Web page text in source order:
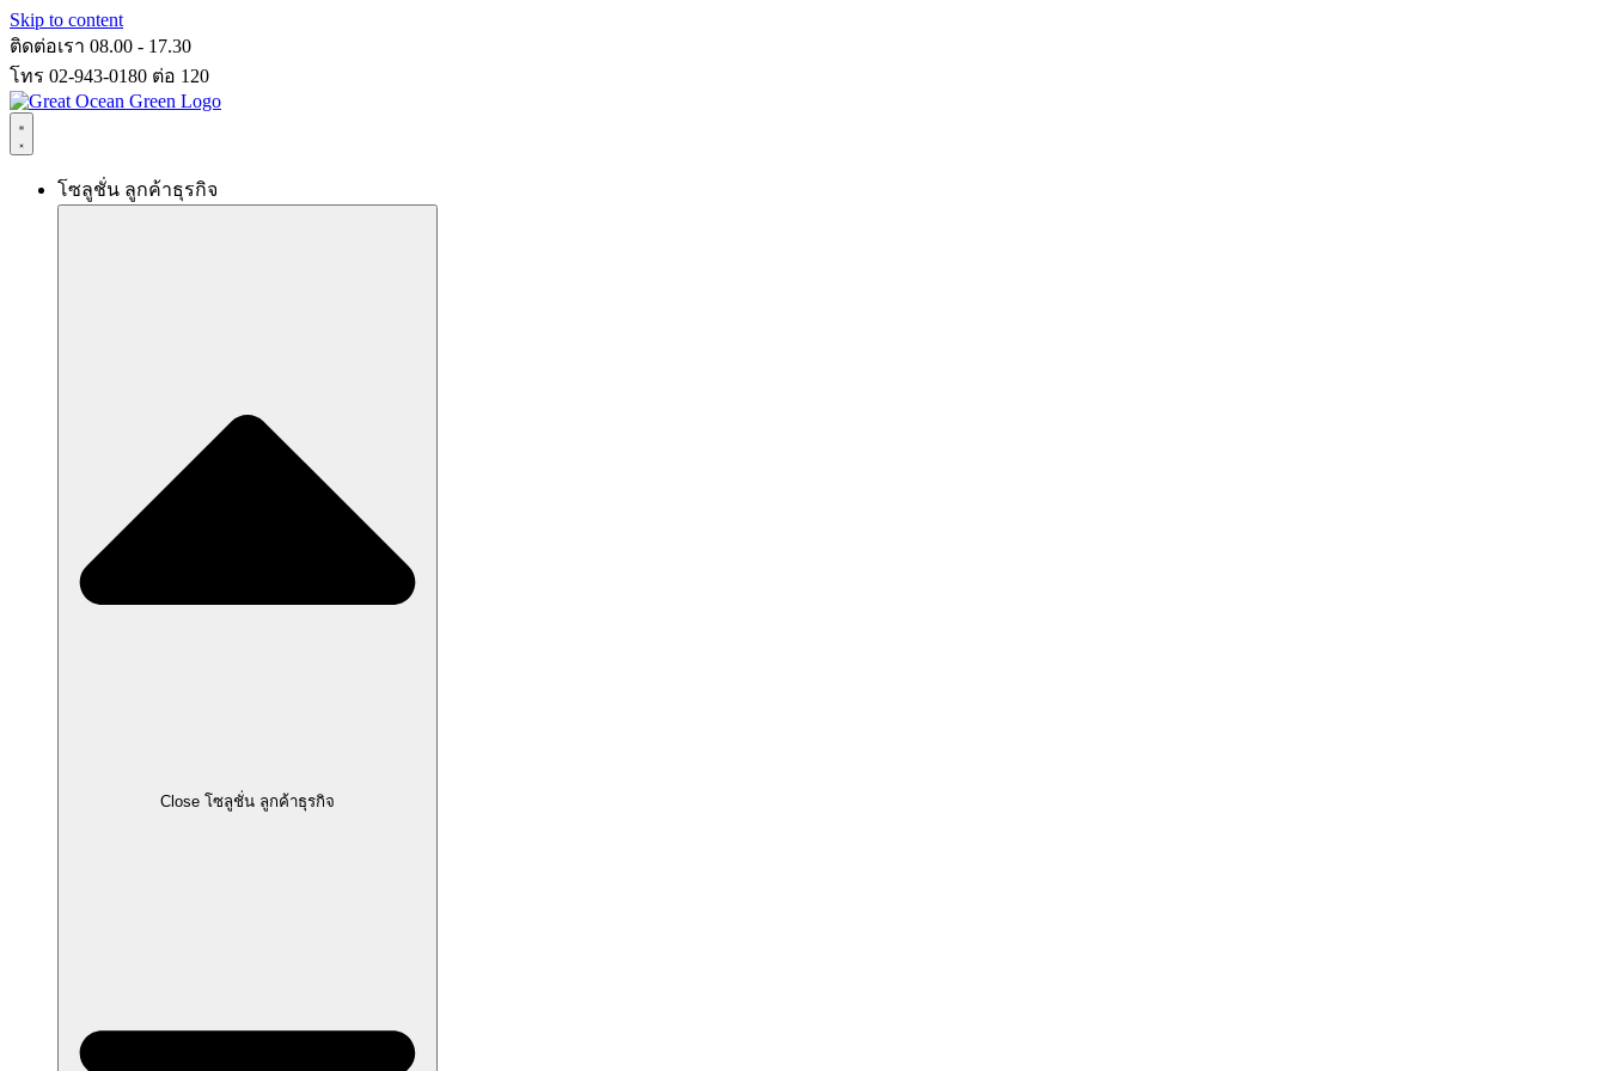
Skip to content
ติดต่อเรา 08.00 - 17.30
โทร 02-943-0180 ต่อ 120
โซลูชั่น ลูกค้าธุรกิจ
Close โซลูชั่น ลูกค้าธุรกิจ